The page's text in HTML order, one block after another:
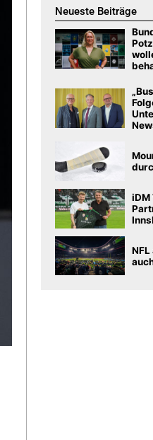
Neueste Beiträge
iDM